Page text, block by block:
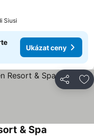
Siusi
Ukázat ceny
Sdílet
& Spa